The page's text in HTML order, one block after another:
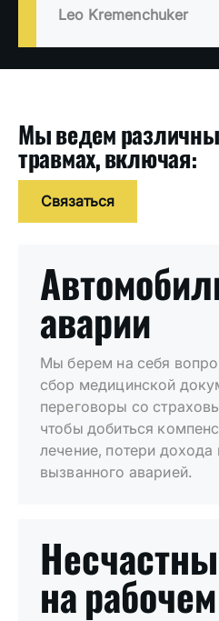
Leo Kremenchuker
Мы ведем
травмах, включая:
Связаться
аварии
Мы берем на себя
сбор медицинской
переговоры со
чтобы добиться
лечение, потери
вызванного аварией.
на